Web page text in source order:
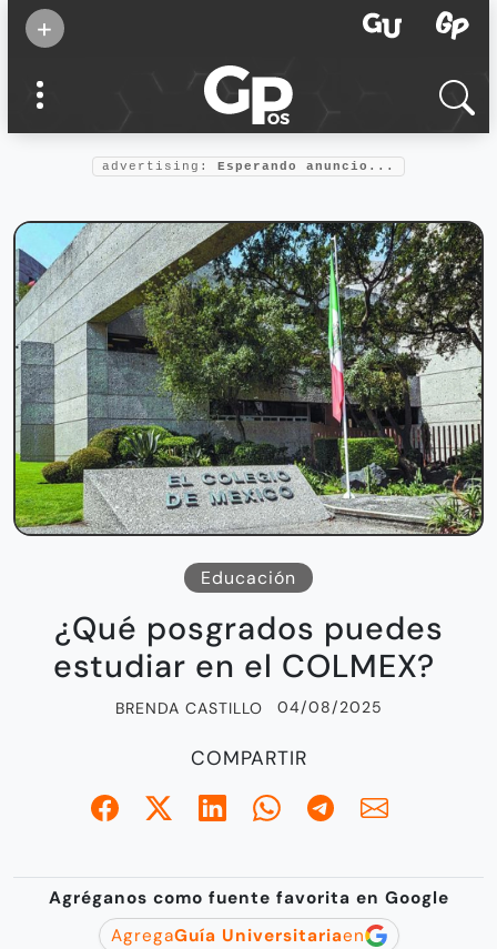
+
confianza
Foro salud
advertising: Esperando anuncio...
Educación
¿Qué posgrados puedes
estudiar en el COLMEX?
BRENDA CASTILLO 04/08/2025
COMPARTIR
Agréganos como fuente favorita en Google
AgregaGuía Universitariaen